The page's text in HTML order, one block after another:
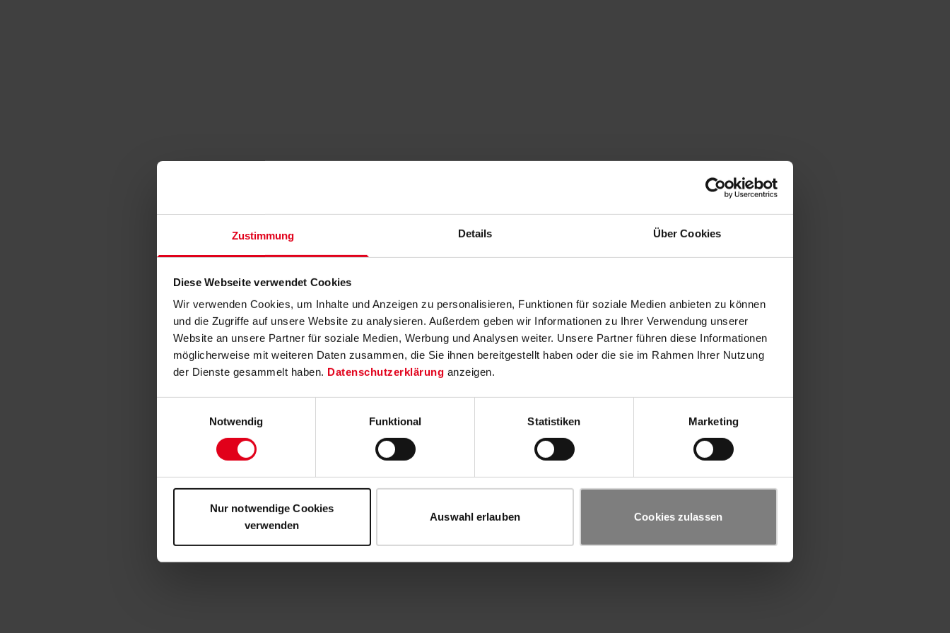
Zustimmung Details Über Cookies
Diese Webseite verwendet Cookies
Wir verwenden Cookies, um Inhalte und Anzeigen zu personalisieren, Funktionen für soziale Medien anbieten zu können
und die Zugriffe auf unsere Website zu analysieren. Außerdem geben wir Informationen zu Ihrer Verwendung unserer
Website an unsere Partner für soziale Medien, Werbung und Analysen weiter. Unsere Partner führen diese Informationen
möglicherweise mit weiteren Daten zusammen, die Sie ihnen bereitgestellt haben oder die sie im Rahmen Ihrer Nutzung
der Dienste gesammelt haben. Datenschutzerklärung anzeigen.
Notwendig
Funktional Statistiken Marketing
Nur notwendige Cookies
verwenden
Auswahl erlauben Cookies zulassen